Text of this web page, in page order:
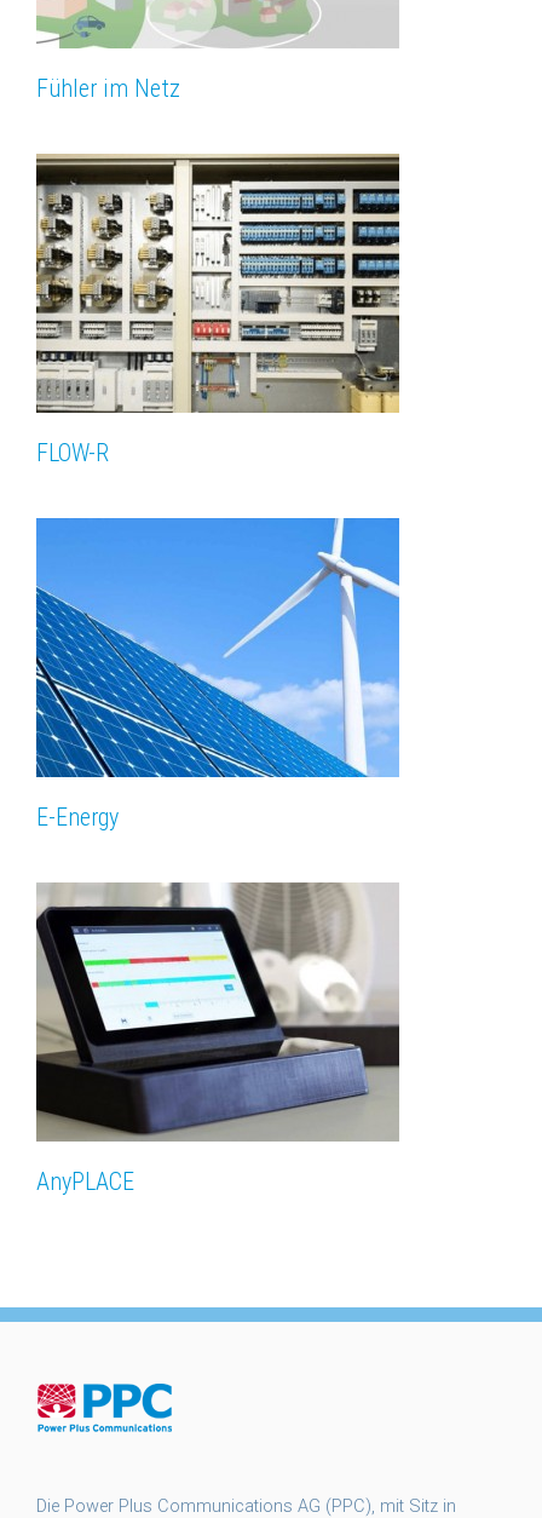
Fühler im Netz
FLOW-R
E-Energy
AnyPLACE
Die Power Plus Communications AG (PPC), mit Sitz in